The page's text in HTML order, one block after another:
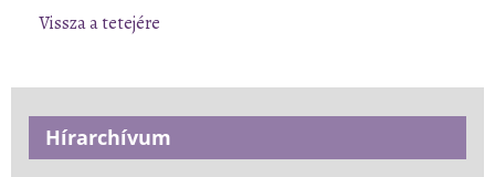
Vissza a tetejére
Hírarchívum